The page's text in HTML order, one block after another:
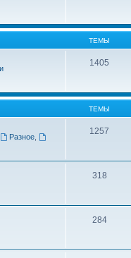
ТЕМЫ
1405
ТЕМЫ
Разное
1257
318
284